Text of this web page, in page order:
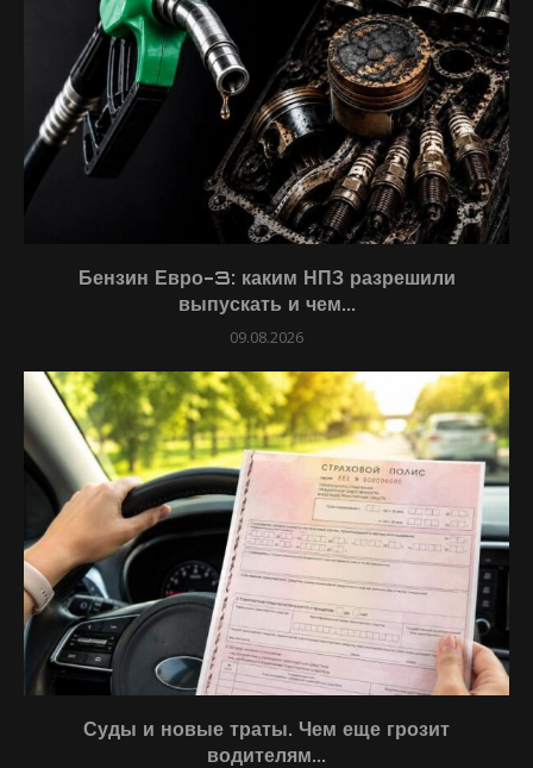
Бензин Евро-3: каким НПЗ разрешили
выпускать и чем...
09.08.2026
Суды и новые траты. Чем еще грозит
водителям...